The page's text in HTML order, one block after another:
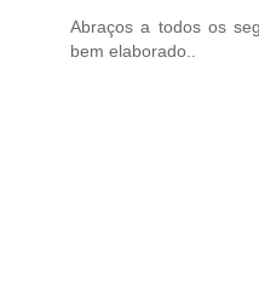
Abraços a todos os
bem elaborado..